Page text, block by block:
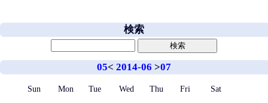
検索
05< 2014-06 >07
Sun Mon Tue Wed Thu Fri Sat